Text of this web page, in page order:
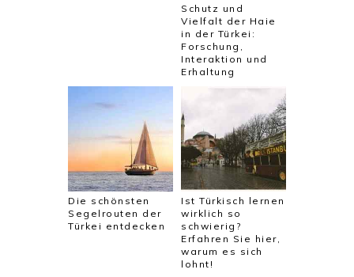
Schutz und
Vielfalt der Haie
in der Türkei:
Forschung,
Interaktion und
Erhaltung
Die schönsten
Segelrouten der
Türkei entdecken
Ist Türkisch lernen
wirklich so
schwierig?
Erfahren Sie hier,
warum es sich
lohnt!